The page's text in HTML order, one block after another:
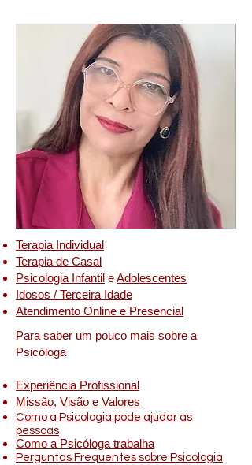
Terapia Individual
Terapia de Casal
Psicologia Infantil eAdolescentes
Idosos / Terceira Idade
Atendimento Online e Presencial
Para saber um pouco mais sobre a
Psicóloga
Experiência Profissional
Missão, Visão e Valores
Como a Psicologia pode ajudar as
pessoas
Como a Psicóloga trabalha
Perguntas Frequentes sobre Psicologia